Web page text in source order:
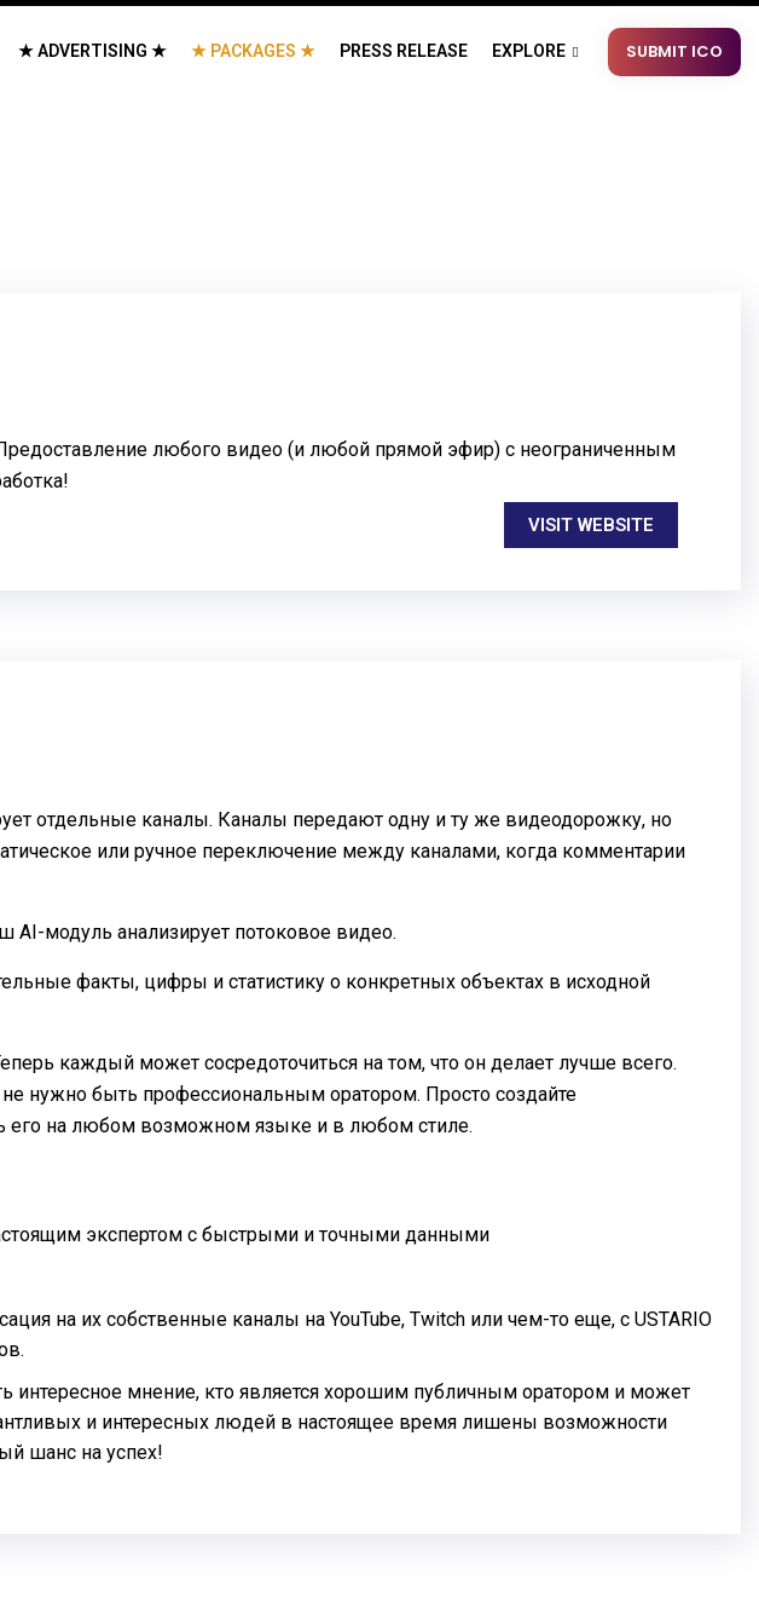
★ ADVERTISING ★ ★ PACKAGES ★ PRESS RELEASE EXPLORE SUBMIT ICO
любого видео (и любой прямой эфир) с неограниченным
VISIT WEBSITE
отдельные каналы. Каналы передают одну и ту же видеодорожку, но
или ручное переключение между каналами, когда комментарии
AI-модуль анализирует потоковое видео.
факты, цифры и статистику о конкретных объектах в исходной
каждый может сосредоточиться на том, что он делает лучше всего.
нужно быть профессиональным оратором. Просто создайте
его на любом возможном языке и в любом стиле.
экспертом с быстрыми и точными данными
на их собственные каналы на YouTube, Twitch или чем-то еще, с USTARIO
интересное мнение, кто является хорошим публичным оратором и может
и интересных людей в настоящее время лишены возможности
шанс на успех!